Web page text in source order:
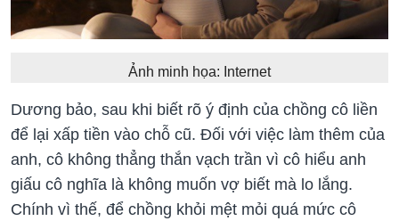
Ảnh minh họa: Internet
Dương bảo, sau khi biết rõ ý định của chồng cô liền
để lại xấp tiền vào chỗ cũ. Đối với việc làm thêm của
anh, cô không thẳng thắn vạch trần vì cô hiểu anh
giấu cô nghĩa là không muốn vợ biết mà lo lắng.
Chính vì thế, để chồng khỏi mệt mỏi quá mức cô